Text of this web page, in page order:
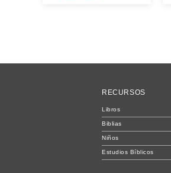
RECURSOS
Libros
Biblias
Niños
Estudios Bíblicos